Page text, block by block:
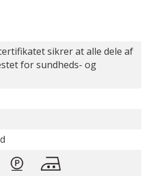
sikrer at alle dele af
for sundheds- og